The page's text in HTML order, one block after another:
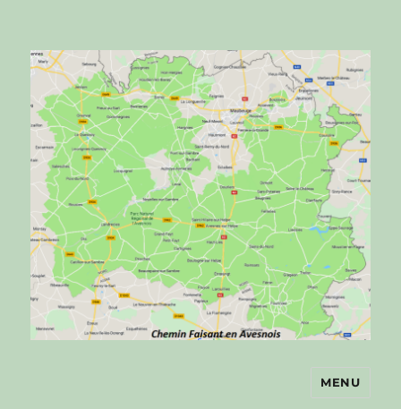
Chemin faisant en Avesnois
MENU